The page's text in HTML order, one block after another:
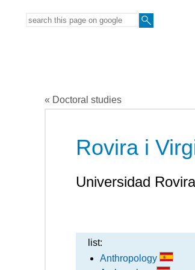
« Doctoral studies
Rovira i
Universidad
list:
Anthropology